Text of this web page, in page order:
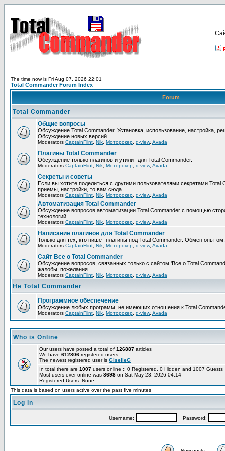
The time now is Fri Aug 07, 2026 22:01
Total Commander Forum Index
Forum
Total Commander
Общие вопросы
Обсуждение Total Commander. Установка, использование, настройка,
Обсуждение новых версий.
Moderators CaptainFlint Nik Моторокер d-view, Avada
Плагины Total Commander
Обсуждение только плагинов и утилит для Total Commander.
Moderators CaptainFlint Nik Моторокер d-view, Avada
Секреты и советы
Если вы хотите поделиться с другими пользователями секретами Total
приемы, настройки, то вам сюда.
Moderators CaptainFlint Nik Моторокер d-view, Avada
Автоматизация Total Commander
Обсуждение вопросов автоматизации Total Commander с помощью
технологий.
Moderators CaptainFlint Nik Моторокер d-view, Avada
Написание плагинов для Total Commander
Только для тех, кто пишет плагины под Total Commander. Обмен
Moderators CaptainFlint Nik Моторокер d-view, Avada
Сайт Все о Total Commander
Обсуждение вопросов, связанных только с сайтом 'Все о Total
жалобы, пожелания.
Moderators CaptainFlint Nik Моторокер d-view, Avada
Не Total Commander
Программное обеспечение
Обсуждение любых программ, не имеющих отношения к Total
Moderators CaptainFlint Nik Моторокер d-view, Avada
Who is Online
Our users have posted a total of 126887 articles
We have 612806 registered users
The newest registered user is GiselleG
In total there are 1007 users online :: 0 Registered, 0 Hidden and 1007
Most users ever online was 8698 on Sat May 23, 2026 04:14
Registered Users: None
This data is based on users active over the past five minutes
Log in
Username: Password: